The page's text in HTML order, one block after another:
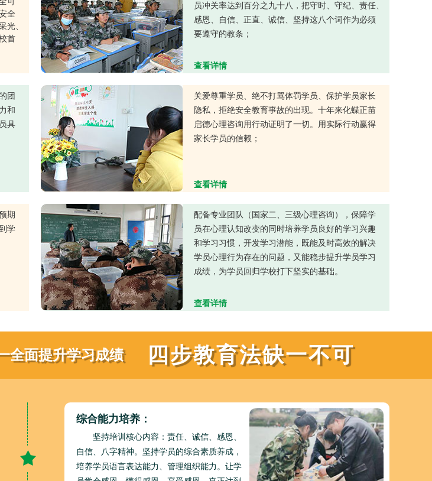
全
光、
首
员冲关率达到百分之九十八，把守时、守纪、责任、
感恩、自信、正直、诚信、坚持这八个词作为必须
要遵守的教条；
查看详情
团
和
具
关爱尊重学员、绝不打骂体罚学员、保护学员家长
隐私，拒绝安全教育事故的出现。十年来化蝶正苗
启德心理咨询用行动证明了一切。用实际行动赢得
家长学员的信赖；
查看详情
期
学
配备专业团队（国家二、三级心理咨询），保障学
员在心理认知改变的同时培养学员良好的学习兴趣
和学习习惯，开发学习潜能，既能及时高效的解决
学员心理行为存在的问题，又能稳步提升学员学习
成绩，为学员回归学校打下坚实的基础。
查看详情
全面提升学习成绩 四步教育法缺一不可
综合能力培养：
坚持培训核心内容：责任、诚信、感恩、
自信、八字精神。坚持学员的综合素质养成，
培养学员语言表达能力、管理组织能力。让学